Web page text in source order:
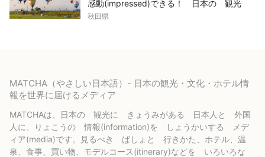
感動(impressed)できる！ 日本の 観光
動画
どうが
10
秋田県
MATCHA（やさしい日本語）- 日本の観光・文化・ホテル情
報を世界に届けるメディア
MATCHAは、日本の 観光に きょうみがある 日本人と 外国
人に、りょこうの 情報(information)を しょうかいする メデ
ィア(media)です。見るべき ばしょと 行きかた、ホテル、温
泉、食事、買い物、モデルコース(itinerary)などを いろいろな